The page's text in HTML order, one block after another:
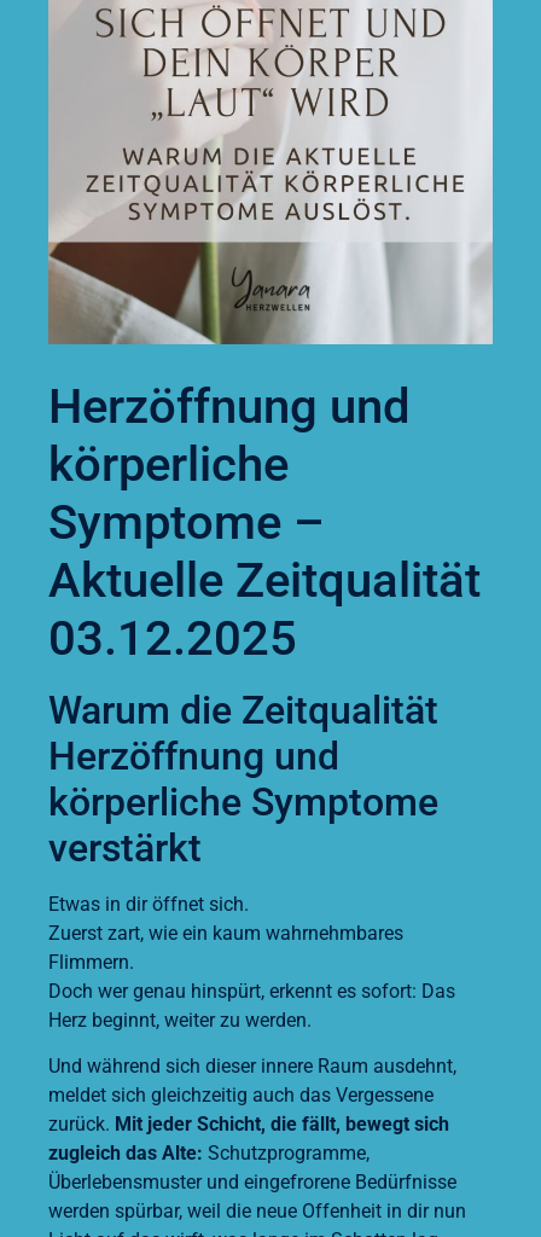
Herzöffnung und
körperliche
Symptome –
Aktuelle Zeitqualität
03.12.2025
Warum die Zeitqualität
Herzöffnung und
körperliche Symptome
verstärkt
Etwas in dir öffnet sich.
Zuerst zart, wie ein kaum wahrnehmbares
Flimmern.
Doch wer genau hinspürt, erkennt es sofort: Das
Herz beginnt, weiter zu werden.
Und während sich dieser innere Raum ausdehnt,
meldet sich gleichzeitig auch das Vergessene
zurück. Mit jeder Schicht, die fällt, bewegt sich
zugleich das Alte: Schutzprogramme,
Überlebensmuster und eingefrorene Bedürfnisse
werden spürbar, weil die neue Offenheit in dir nun